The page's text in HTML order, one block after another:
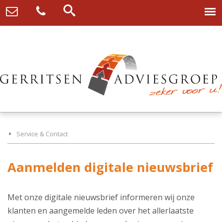
Service & Contact
Aanmelden digitale nieuwsbrief
Met onze digitale nieuwsbrief informeren wij onze
klanten en aangemelde leden over het allerlaatste